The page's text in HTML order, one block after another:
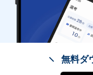
無料ダ